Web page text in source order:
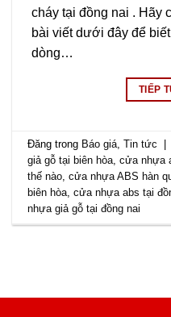
cháy tại đồng nai . Hãy
bài viết dưới đây để
dòng…
TIẾP
Đăng trong Báo giá,Tin tức
giả gỗ tại biên hòa,cửa nhựa
thế nào,cửa nhựa ABS hàn
biên hòa,cửa nhựa abs tại
nhựa giả gỗ tại đồng nai